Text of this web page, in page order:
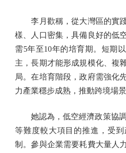
李月歡稱，從大灣區的實踐
樣、人口密集，具備良好的低
需5年至10年的培育期。短期
主，長期才能形成規模化、複
局。在培育階段，政府需強化
力產業穩步成熟，推動跨境場
她認為，低空經濟政策協調
等難度較大項目的推進，受
制。參與企業需要耗費大量人